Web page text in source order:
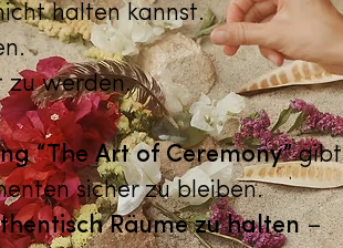
halten kannst.
zu werden.
“The Art of Ceremony”gibt
sicher zu bleiben.
Räume zu halten–